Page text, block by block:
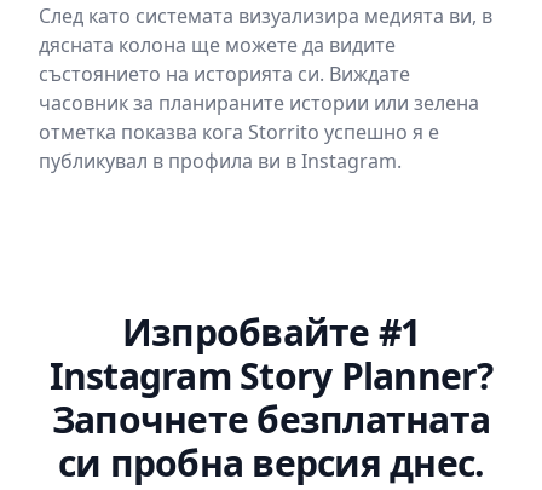
След като системата визуализира медията ви, в
дясната колона ще можете да видите
състоянието на историята си. Виждате
часовник за планираните истории или зелена
отметка показва кога Storrito успешно я е
публикувал в профила ви в Instagram.
Изпробвайте #1
Instagram Story Planner?
Започнете безплатната
си пробна версия днес.